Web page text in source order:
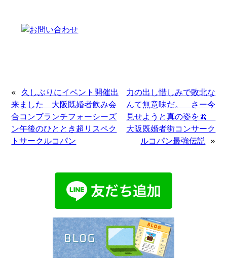
« 久しぶりにイベント開催出
来ました 大阪既婚者飲み会
合コンブランチフォーシーズ
ン午後のひととき超リスペク
トサークルコパン
力の出し惜しみで敗北な
んて無意味だ。 さー今
見せようと真の姿を🍌
大阪既婚者街コンサーク
ルコパン最強伝説 »